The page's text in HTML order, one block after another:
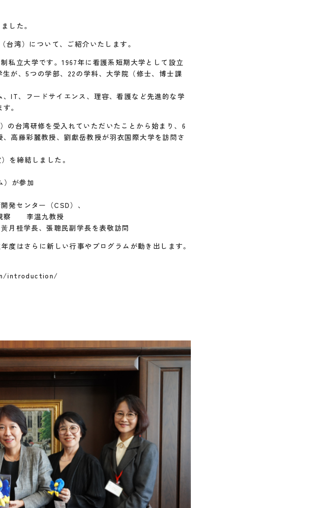
した。
湾）について、ご紹介いたします。
私立大学です。1967年に看護系短期大学として設立
が、5つの学部、22の学科、大学院（修士、博士課
IT、フードサイエンス、理容、看護など先進的な学
。
台湾研修を受入れていただいたことから始まり、6
高藤彩麗教授、劉獻岳教授が羽衣国際大学を訪問さ
を締結しました。
）が参加
発センター（CSD）、
視察 李温九教授
月桂学長、張聰民副学長を表敬訪問
はさらに新しい行事やプログラムが動き出します。
introduction/